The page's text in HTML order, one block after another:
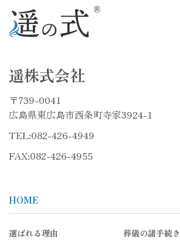
遥株式会社
〒739-0041
広島県東広島市西条町寺家3924-1
TEL:082-426-4949
FAX:082-426-4955
HOME
選ばれる理由
葬儀の諸手続き